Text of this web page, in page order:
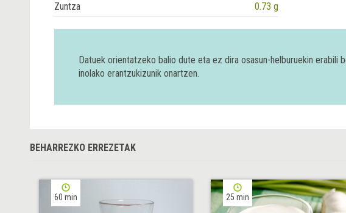
Zuntza
0.73 g
Datuek orientatzeko balio dute eta ez dira osasun-helburuekin erabili
inolako erantzukizunik onartzen.
BEHARREZKO ERREZETAK
60 min 25 min